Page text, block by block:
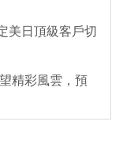
美日頂級客戶切
精彩風雲，預